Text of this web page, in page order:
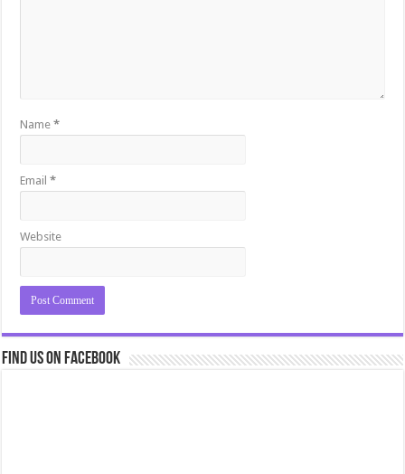
Name*
Email*
Website
Find us on Facebook